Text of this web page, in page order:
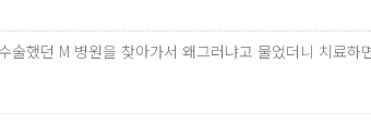
했던 M 병원을 찾아가서 왜그러냐고 물었더니 치료